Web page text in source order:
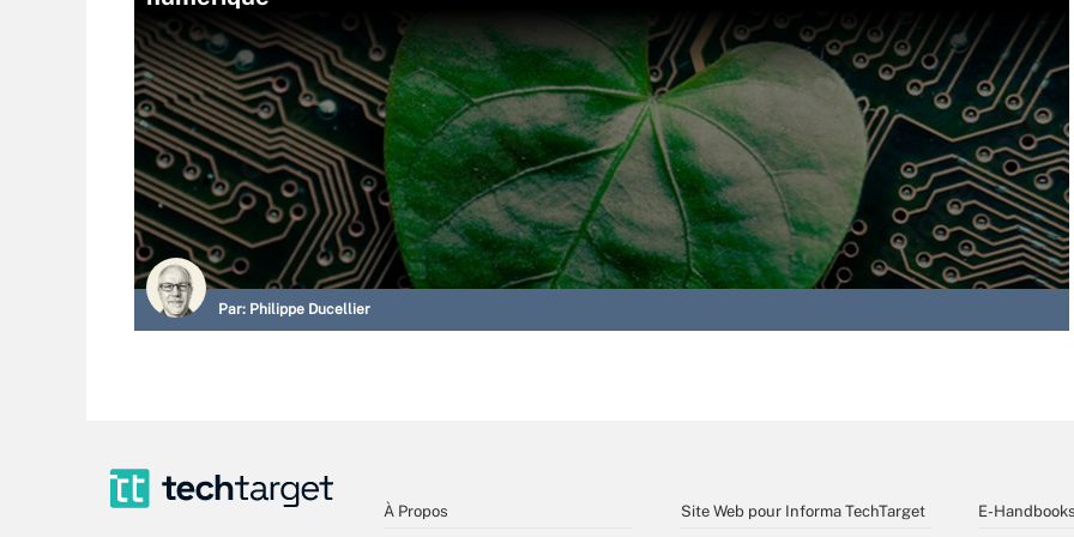
Par: Philippe Ducellier
À Propos Site Web pour Informa TechTarget E-